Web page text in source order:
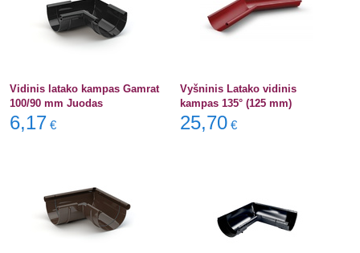
Vidinis latako kampas Gamrat
100/90 mm Juodas
6,17 €
Vyšninis Latako vidinis
kampas 135° (125 mm)
25,70 €